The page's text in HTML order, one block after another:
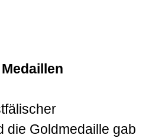
die Goldmedaille gab